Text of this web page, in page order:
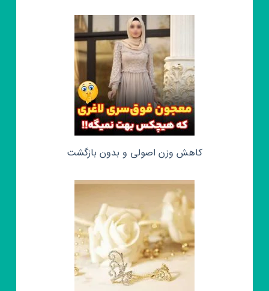
کاهش وزن اصولی و بدون بازگشت